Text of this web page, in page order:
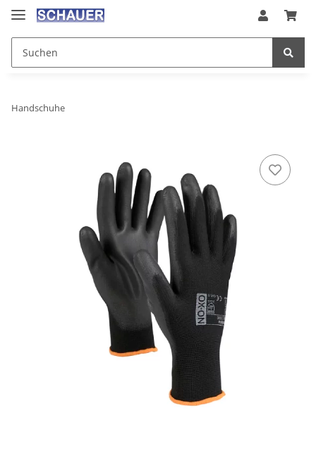
Handschuhe